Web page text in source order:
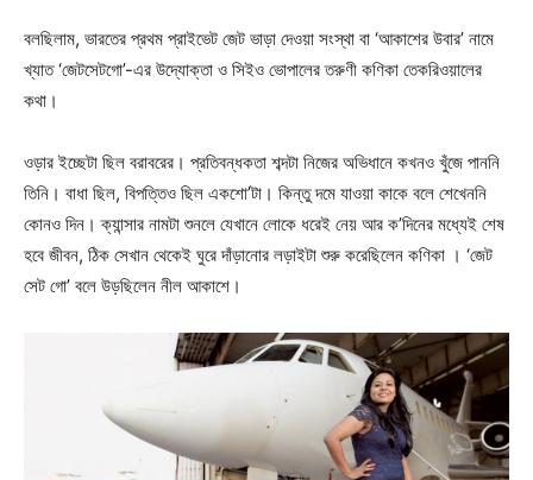
বলছিলাম, ভারতের প্রথম প্রাইভেট জেট ভাড়া দেওয়া সংস্থা বা ‘আকাশের উবার’ নামে
খ্যাত ‘জেটসেটগো’-এর উদ্যোক্তা ও সিইও ভোপালের তরুণী কণিকা তেকরিওয়ালের
কথা।
ওড়ার ইচ্ছেটা ছিল বরাবরের। প্রতিবন্ধকতা শব্দটা নিজের অভিধানে কখনও খুঁজে পাননি
তিনি। বাধা ছিল, বিপত্তিও ছিল একশো’টা। কিন্তু দমে যাওয়া কাকে বলে শেখেননি
কোনও দিন। ক্যান্সার নামটা শুনলে যেখানে লোকে ধরেই নেয় আর ক’দিনের মধ্যেই শেষ
হবে জীবন, ঠিক সেখান থেকেই ঘুরে দাঁড়ানোর লড়াইটা শুরু করেছিলেন কণিকা । ‘জেট
সেট গো’ বলে উড়ছিলেন নীল আকাশে।